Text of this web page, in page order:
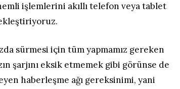
işlemlerini akıllı telefon veya tablet
sürmesi için tüm yapmamız gereken
şarjını eksik etmemek gibi görünse de
haberleşme ağı gereksinimi, yani